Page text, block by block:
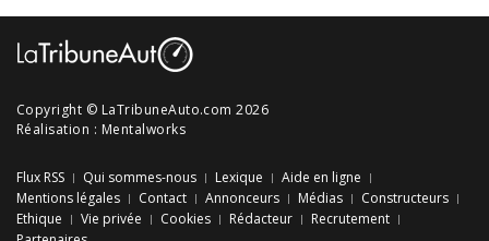
Copyright © LaTribuneAuto.com 2026
Réalisation : Mentalworks
Flux RSS Qui sommes-nous Lexique
Aide en ligne
Mentions légales
Contact Annonceurs Médias
Constructeurs
Ethique
Vie privée Cookies Rédacteur
Recrutement